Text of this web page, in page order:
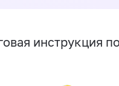
инструкция по